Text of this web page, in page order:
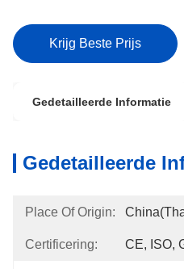
Krijg Beste Prijs
Gedetailleerde Informatie
Gedetailleerde
Place Of Origin:
Certificering: CE, ISO,